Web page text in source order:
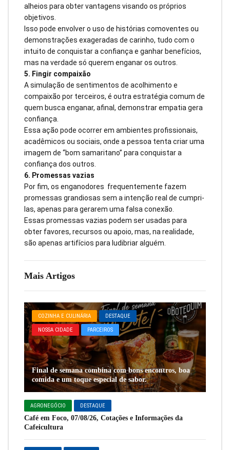
Mais Artigos
COZINHA E CULINÁRIA DESTAQUE
NOSSA CIDADE PARCEIROS
Final de semana combina com bons encontros, boa
comida e um toque especial de sabor.
AGRONEGÓCIO DESTAQUE
Café em Foco, 07/08/26, Cotações e Informações da
Cafeicultura
alheios para obter vantagens visando os próprios
objetivos.
Isso pode envolver o uso de histórias comoventes ou
demonstrações exageradas de carinho, tudo com o
intuito de conquistar a confiança e ganhar benefícios,
mas na verdade só querem enganar os outros.
5. Fingir compaixão
A simulação de sentimentos de acolhimento e
compaixão por terceiros, é outra estratégia comum de
quem busca enganar, afinal, demonstrar empatia gera
confiança.
Essa ação pode ocorrer em ambientes profissionais,
acadêmicos ou sociais, onde a pessoa tenta criar uma
imagem de “bom samaritano” para conquistar a
confiança dos outros.
6. Promessas vazias
Por fim, os enganodores frequentemente fazem
promessas grandiosas sem a intenção real de cumpri-
las, apenas para gerarem uma falsa conexão.
Essas promessas vazias podem ser usadas para
obter favores, recursos ou apoio, mas, na realidade,
são apenas artifícios para ludibriar alguém.